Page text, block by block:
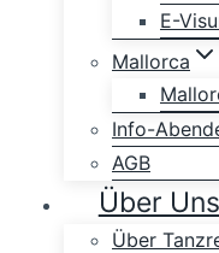
E-
Mallorca
Info-
AGB
Über Uns
Über